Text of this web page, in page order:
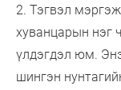
2. Тэгвэл
хуванцарын нэг
үлдэгдэл юм.
шингэн